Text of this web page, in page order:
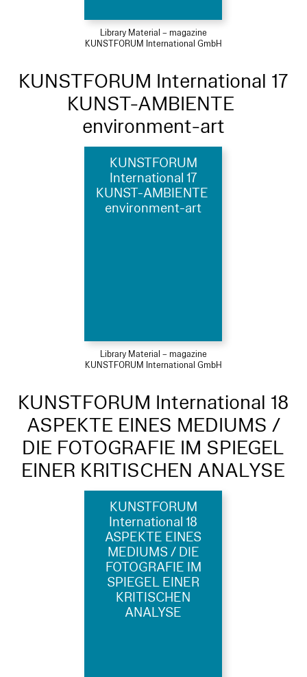
Library Material – magazine
KUNSTFORUM International GmbH
KUNSTFORUM International 17
KUNST-AMBIENTE
environment-art
KUNSTFORUM
International 17
KUNST-AMBIENTE
environment-art
Library Material – magazine
KUNSTFORUM International GmbH
KUNSTFORUM International 18
ASPEKTE EINES MEDIUMS /
DIE FOTOGRAFIE IM SPIEGEL
EINER KRITISCHEN ANALYSE
KUNSTFORUM
International 18
ASPEKTE EINES
MEDIUMS / DIE
FOTOGRAFIE IM
SPIEGEL EINER
KRITISCHEN
ANALYSE